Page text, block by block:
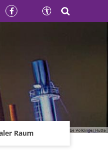
© Gerhard Kassner - Weltkulturerbe Völklinger Hütte
Raum